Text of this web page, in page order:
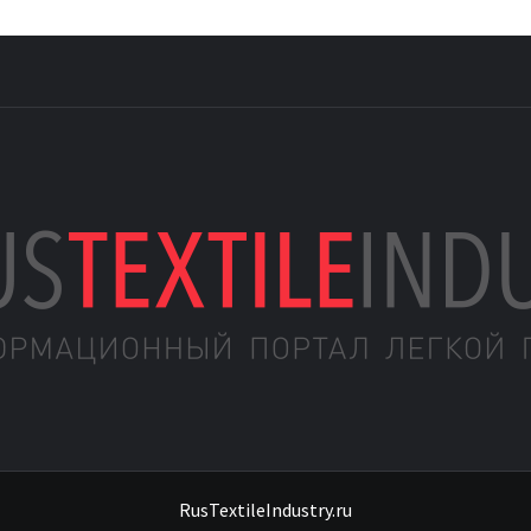
RusTextileIndustry.ru